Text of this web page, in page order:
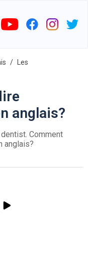
Les
anglais?
Comment
anglais?